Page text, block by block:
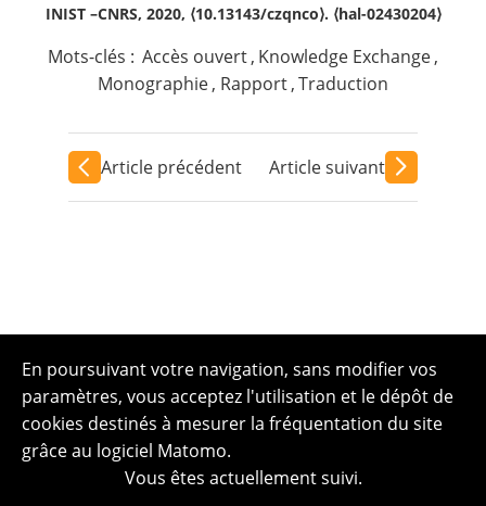
INIST –CNRS, 2020, ⟨10.13143/czqnco⟩. ⟨hal-02430204⟩
Mots-clés : Accès ouvert, Knowledge Exchange,
Monographie, Rapport ,Traduction
Article précédent Article suivant
En poursuivant votre navigation, sans modifier vos
paramètres, vous acceptez l'utilisation et le dépôt de
cookies destinés à mesurer la fréquentation du site
grâce au logiciel Matomo.
Vous êtes actuellement suivi.